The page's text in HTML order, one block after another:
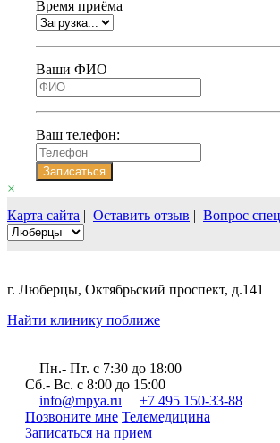
Время приёма
Ваши ФИО
Ваш телефон:
Записаться
×
Карта сайта | Оставить отзыв | Вопрос
г. Люберцы, Октябрьский проспект, д.141
Найти клинику поближе
Пн.- Пт. c 7:30 до 18:00
Сб.- Вс. с 8:00 до 15:00
info@mpya.ru
+7 495 150-33-88
Позвоните мне Телемедицина
Записаться на прием